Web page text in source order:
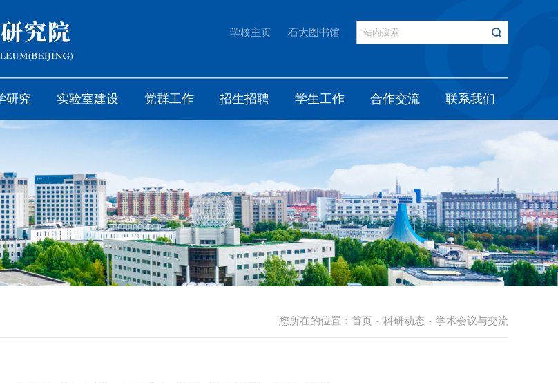
学校主页 石大图书馆
研究 实验室建设 党群工作 招生招聘 学生工作 合作交流 联系我们
您所在的位置： 首页 - 科研动态 - 学术会议与交流